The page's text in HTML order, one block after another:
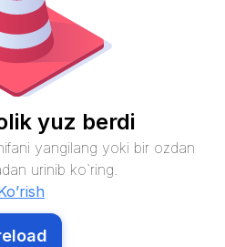
yuz berdi
yangilang yoki bir ozdan
urinib ko`ring.